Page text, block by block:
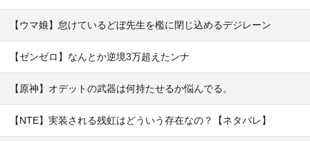
【ウマ娘】怠けているどぼ先生を檻に閉じ込めるデジレーン
【ゼンゼロ】なんとか逆境3万超えたンナ
【原神】オデットの武器は何持たせるか悩んでる。
【NTE】実装される残虹はどういう存在なの？【ネタバレ】